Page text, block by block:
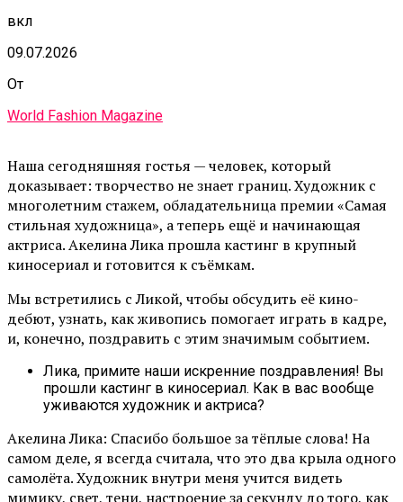
вкл
09.07.2026
От
World Fashion Magazine
Наша сегодняшняя гостья — человек, который
доказывает: творчество не знает границ. Художник с
многолетним стажем, обладательница премии «Самая
стильная художница», а теперь ещё и начинающая
актриса. Акелина Лика прошла кастинг в крупный
киносериал и готовится к съёмкам.
Мы встретились с Ликой, чтобы обсудить её кино-
дебют, узнать, как живопись помогает играть в кадре,
и, конечно, поздравить с этим значимым событием.
Лика, примите наши искренние поздравления! Вы
прошли кастинг в киносериал. Как в вас вообще
уживаются художник и актриса?
Акелина Лика: Спасибо большое за тёплые слова! На
самом деле, я всегда считала, что это два крыла одного
самолёта. Художник внутри меня учится видеть
мимику, свет, тени, настроение за секунду до того, как